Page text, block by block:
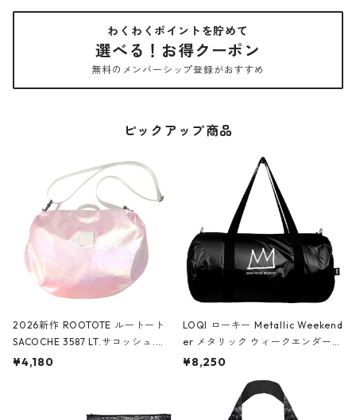
わくわくポイントを貯めて
選べる！お得クーポン
無料のメンバーシップ登録がおすすめ
ピックアップ商品
2026新作 ROOTOTE ルートート
SACOCHE 3587 LT.サコッシュ.ル
ミエ-B ショルダーバッグ グロスピ
¥4,180
LOQI ローキー Metallic Weekend
er メタリック ウィークエンダー
ボストンバッグ ショルダーバッグ
Black ジャン=ミッシェル・バスキ
ア/クラウン ブラック
¥8,250